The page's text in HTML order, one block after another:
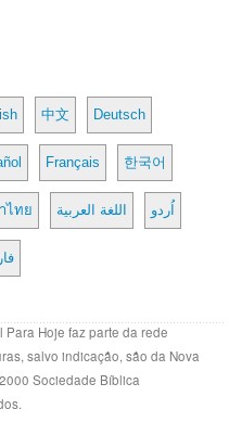
中文 Deutsch
Français 한국어
ไทย اللغة العربية اُردو
Hoje faz parte da rede
salvo indicação, são da Nova
Sociedade Bíblica